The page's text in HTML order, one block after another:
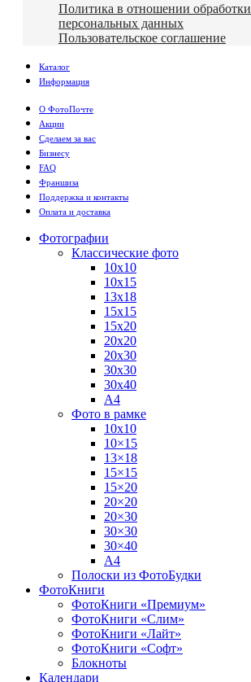
Политика в отношении обработки
персональных данных
Пользовательское соглашение
Каталог
Информация
О ФотоПочте
Акции
Сделаем за вас
Бизнесу
FAQ
Франшиза
Поддержка и контакты
Оплата и доставка
Фотографии
Классические фото
10х10
10х15
13х18
15х15
15х20
20х20
20х30
30х30
30х40
А4
Фото в рамке
10х10
10×15
13×18
15×15
15×20
20×20
20×30
30×30
30×40
A4
Полоски из ФотоБудки
ФотоКниги
ФотоКниги «Премиум»
ФотоКниги «Слим»
ФотоКниги «Лайт»
ФотоКниги «Софт»
Блокноты
Календари